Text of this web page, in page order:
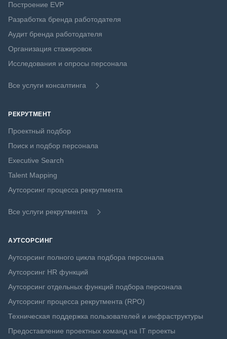
Построение EVP
Разработка бренда работодателя
Аудит бренда работодателя
Организация стажировок
Исследования и опросы персонала
Все услуги консалтинга
РЕКРУТМЕНТ
Проектный подбор
Поиск и подбор персонала
Executive Search
Talent Mapping
Аутсорсинг процесса рекрутмента
Все услуги рекрутмента
АУТСОРСИНГ
Аутсорсинг полного цикла подбора персонала
Аутсорсинг HR функций
Аутсорсинг отдельных функций подбора персонала
Аутсорсинг процесса рекрутмента (RPO)
Техническая поддержка пользователей и инфраструктуры
Предоставление проектных команд на IT проекты